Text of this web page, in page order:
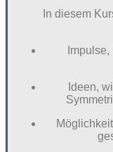
In diesem
Ideen,